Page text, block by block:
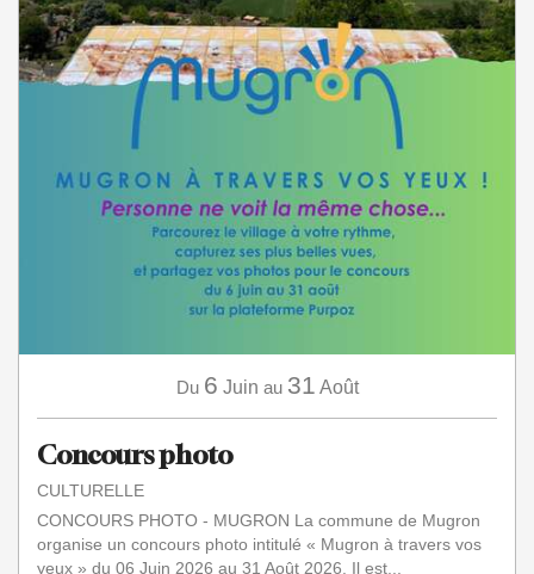
Du 6 Juin au 31 Août
Concours photo
CULTURELLE
CONCOURS PHOTO - MUGRON La commune de Mugron
organise un concours photo intitulé « Mugron à travers vos
yeux » du 06 Juin 2026 au 31 Août 2026. Il est...